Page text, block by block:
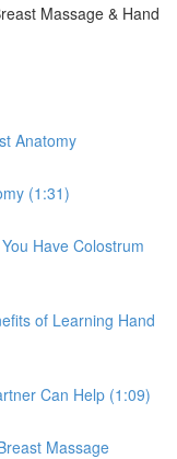
Massage & Hand
Anatomy
(1:31)
Have Colostrum
of Learning Hand
Can Help (1:09)
Massage